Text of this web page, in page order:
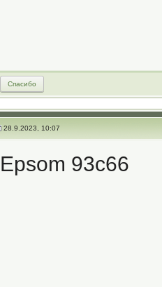
Спасибо
28.9.2023, 10:07
Epsom 93c66